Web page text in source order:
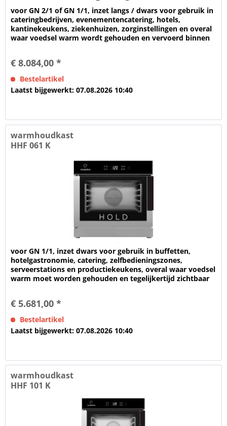
voor GN 2/1 of GN 1/1, inzet langs / dwars voor gebruik in
cateringbedrijven, evenementencatering, hotels,
kantinekeukens, ziekenhuizen, zorginstellingen en overal
waar voedsel warm wordt gehouden en vervoerd binnen
€ 8.084,00 *
Bestelartikel
Laatst bijgewerkt: 07.08.2026 10:40
warmhoudkast
HHF 061 K
voor GN 1/1, inzet dwars voor gebruik in buffetten,
hotelgastronomie, catering, zelfbedieningszones,
serveerstations en productiekeukens, overal waar voedsel
warm moet worden gehouden en tegelijkertijd zichtbaar
€ 5.681,00 *
Bestelartikel
Laatst bijgewerkt: 07.08.2026 10:40
warmhoudkast
HHF 101 K